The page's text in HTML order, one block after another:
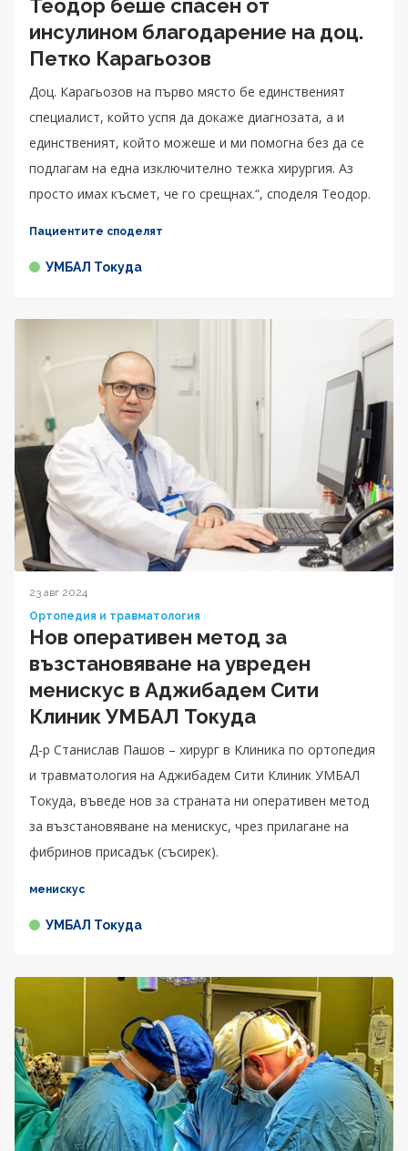
Теодор беше спасен от
инсулином благодарение на доц.
Петко Карагьозов
Доц. Карагьозов на първо място бе единственият
специалист, който успя да докаже диагнозата, а и
единственият, който можеше и ми помогна без да се
подлагам на една изключително тежка хирургия. Аз
просто имах късмет, че го срещнах.“, споделя Теодор.
Пациентите споделят
УМБАЛ Токуда
23 авг 2024
Ортопедия и травматология
Нов оперативен метод за
възстановяване на увреден
менискус в Аджибадем Сити
Клиник УМБАЛ Токуда
Д-р Станислав Пашов – хирург в Kлиника по ортопедия
и травматология на Аджибадем Сити Клиник УМБАЛ
Токуда, въведе нов за страната ни оперативен метод
за възстановяване на менискус, чрез прилагане на
фибринов присадък (съсирек).
менискус
УМБАЛ Токуда